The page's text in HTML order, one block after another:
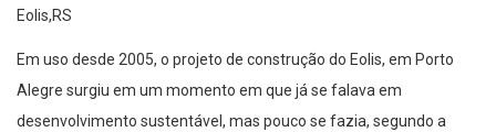
Eolis,RS
Em uso desde 2005, o projeto de construção do Eolis, em Porto
Alegre surgiu em um momento em que já se falava em
desenvolvimento sustentável, mas pouco se fazia, segundo a